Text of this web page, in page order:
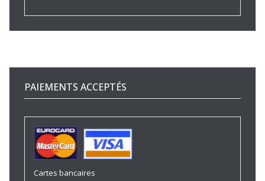
PAIEMENTS ACCEPTÉS
Cartes bancaires